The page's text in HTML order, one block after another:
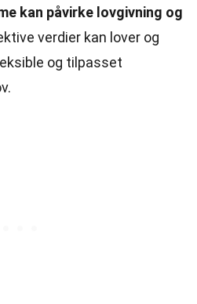
kan påvirke lovgivning og
verdier kan lover og
og tilpasset